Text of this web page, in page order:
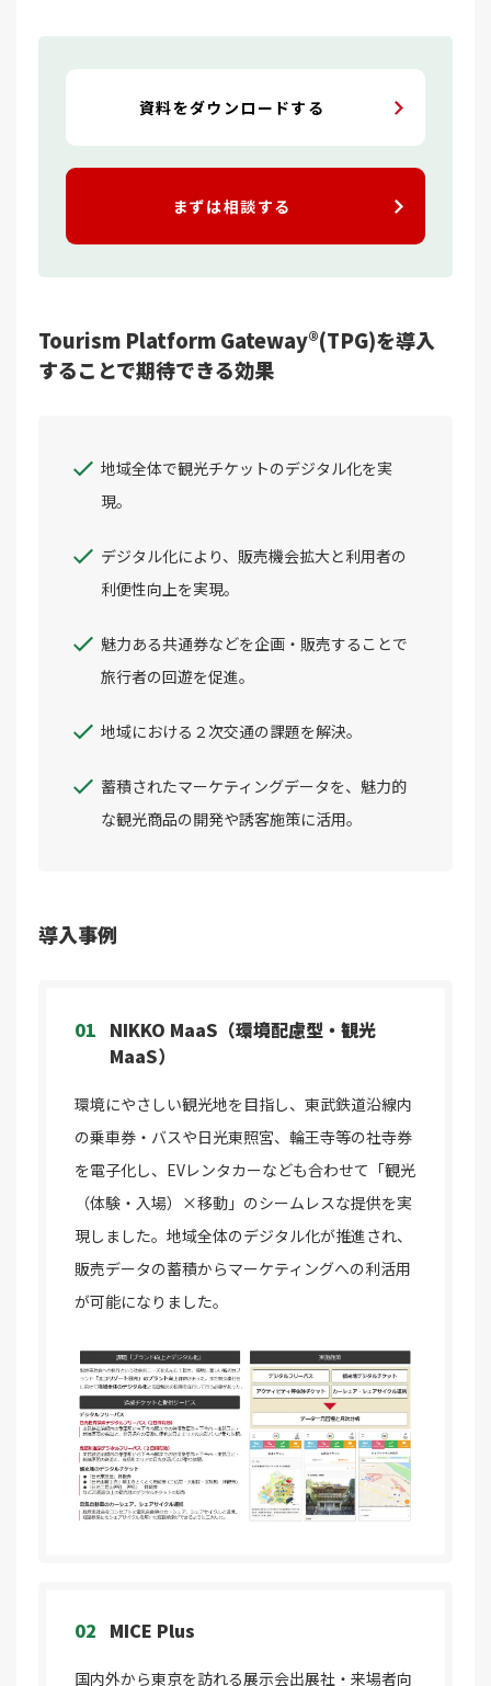
資料をダウンロードする
まずは相談する
Tourism Platform Gateway®(TPG)を導入
することで期待できる効果
地域全体で観光チケットのデジタル化を実
現。
デジタル化により、販売機会拡大と利用者の
利便性向上を実現。
魅力ある共通券などを企画・販売することで
旅行者の回遊を促進。
地域における２次交通の課題を解決。
蓄積されたマーケティングデータを、魅力的
な観光商品の開発や誘客施策に活用。
導入事例
01 NIKKO MaaS（環境配慮型・観光
MaaS）
環境にやさしい観光地を目指し、東武鉄道沿線内
の乗車券・バスや日光東照宮、輪王寺等の社寺券
を電子化し、EVレンタカーなども合わせて「観光
（体験・入場）×移動」のシームレスな提供を実
現しました。地域全体のデジタル化が推進され、
販売データの蓄積からマーケティングへの利活用
が可能になりました。
02 MICE Plus
国内外から東京を訪れる展示会出展社・来場者向